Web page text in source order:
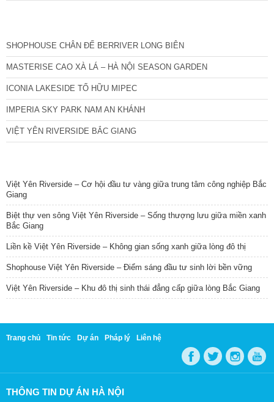
SHOPHOUSE CHÂN ĐẾ BERRIVER LONG BIÊN
MASTERISE CAO XÀ LÁ – HÀ NỘI SEASON GARDEN
ICONIA LAKESIDE TỐ HỮU MIPEC
IMPERIA SKY PARK NAM AN KHÁNH
VIỆT YÊN RIVERSIDE BẮC GIANG
Việt Yên Riverside – Cơ hội đầu tư vàng giữa trung tâm công nghiệp Bắc
Giang
Biệt thự ven sông Việt Yên Riverside – Sống thượng lưu giữa miền xanh
Bắc Giang
Liền kề Việt Yên Riverside – Không gian sống xanh giữa lòng đô thị
Shophouse Việt Yên Riverside – Điểm sáng đầu tư sinh lời bền vững
Việt Yên Riverside – Khu đô thị sinh thái đẳng cấp giữa lòng Bắc Giang
Trang chủ Tin tức Dự án Pháp lý Liên hệ
THÔNG TIN DỰ ÁN HÀ NỘI